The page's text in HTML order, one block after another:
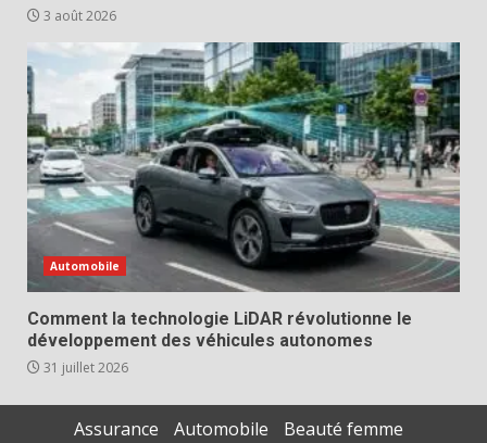
3 août 2026
Automobile
Comment la technologie LiDAR révolutionne le
développement des véhicules autonomes
31 juillet 2026
Assurance Automobile
Beauté femme